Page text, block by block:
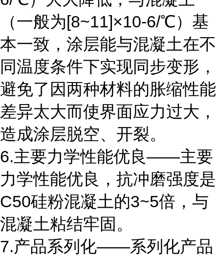
（一般为[8~11]×10-6/℃）基
本一致，涂层能与混凝土在不
同温度条件下实现同步变形，
避免了因两种材料的胀缩性能
差异太大而使界面应力过大，
造成涂层脱空、开裂。
6.主要力学性能优良――主要
力学性能优良，抗冲磨强度是
C50硅粉混凝土的3~5倍，与
混凝土粘结牢固。
7.产品系列化――系列化产品